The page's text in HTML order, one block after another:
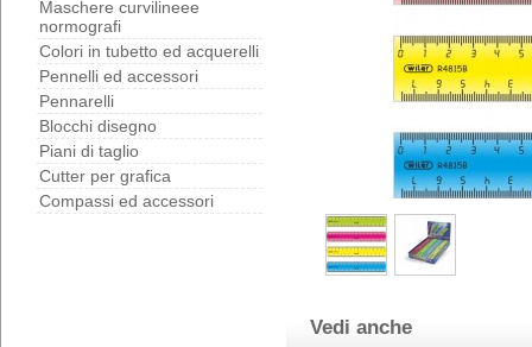
Maschere curvilineee
normografi
Colori in tubetto ed acquerelli
Pennelli ed accessori
Pennarelli
Blocchi disegno
Piani di taglio
Cutter per grafica
Compassi ed accessori
Vedi anche